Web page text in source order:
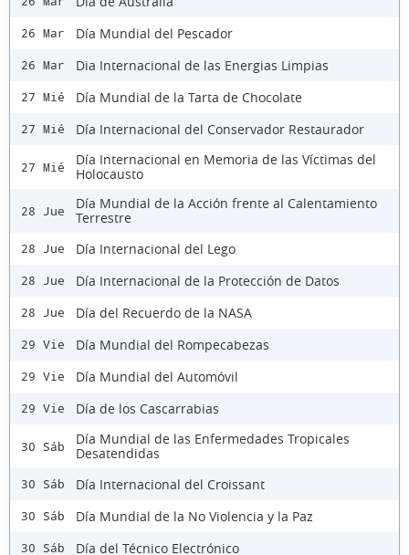
26 Mar Día Mundial del Pescador
26 Mar Dia Internacional de las Energias Limpias
27 Mié Día Mundial de la Tarta de Chocolate
27 Mié Día Internacional del Conservador Restaurador
27 Mié
Día Internacional en Memoria de las Víctimas del
Holocausto
28 Jue
Día Mundial de la Acción frente al Calentamiento
Terrestre
28 Jue Día Internacional del Lego
28 Jue Día Internacional de la Protección de Datos
28 Jue Día del Recuerdo de la NASA
29 Vie Día Mundial del Rompecabezas
29 Vie Día Mundial del Automóvil
29 Vie Día de los Cascarrabias
30 Sáb
Día Mundial de las Enfermedades Tropicales
Desatendidas
30 Sáb Día Internacional del Croissant
30 Sáb Día Mundial de la No Violencia y la Paz
30 Sáb Día del Técnico Electrónico